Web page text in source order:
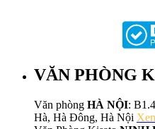
VĂN PHÒNG
Văn phòng HÀ NỘI:
Hà, Hà Đông, Hà Nội